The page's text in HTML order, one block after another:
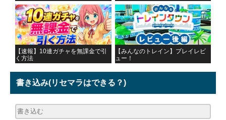
【速報】10連ガチャを無課金で引
く方法
【みんなのトレイン】プレイレビ
ュー！
書き込み(リセマラはできる？)